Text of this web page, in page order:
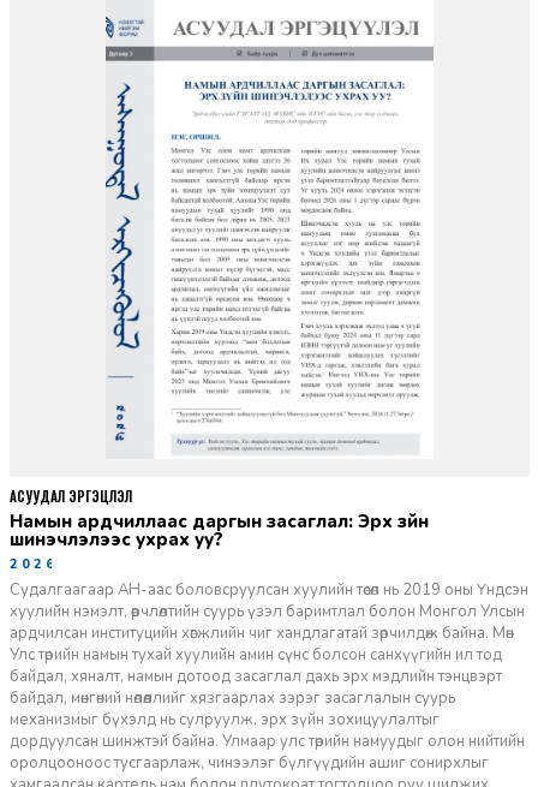
Намын ардчиллаас даргын засаглал: Эрх зүйн
шинэчлэлээс ухрах уу?
2026-07-08
Судалгаагаар АН-аас боловсруулсан хуулийн төсөл нь 2019 оны Үндсэн
хуулийн нэмэлт, өөрчлөлтийн суурь үзэл баримтлал болон Монгол Улсын
ардчилсан институцийн хөгжлийн чиг хандлагатай зөрчилдөж байна. Мөн
Улс төрийн намын тухай хуулийн амин сүнс болсон санхүүгийн ил тод
байдал, хяналт, намын дотоод засаглал дахь эрх мэдлийн тэнцвэрт
байдал, мөнгөний нөлөөллийг хязгаарлах зэрэг засаглалын суурь
механизмыг бүхэлд нь сулруулж, эрх зүйн зохицуулалтыг
дордуулсан шинжтэй байна. Улмаар улс төрийн намуудыг олон нийтийн
оролцооноос тусгаарлаж, чинээлэг бүлгүүдийн ашиг сонирхлыг
АСУУДАЛ ЭРГЭЦҮҮЛЭЛ